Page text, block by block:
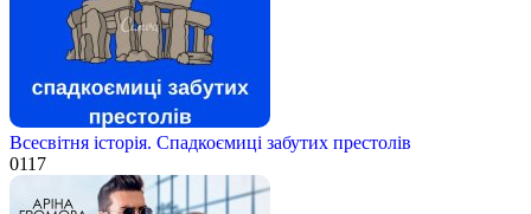
Всесвітня історія. Спадкоємиці забутих престолів
0117